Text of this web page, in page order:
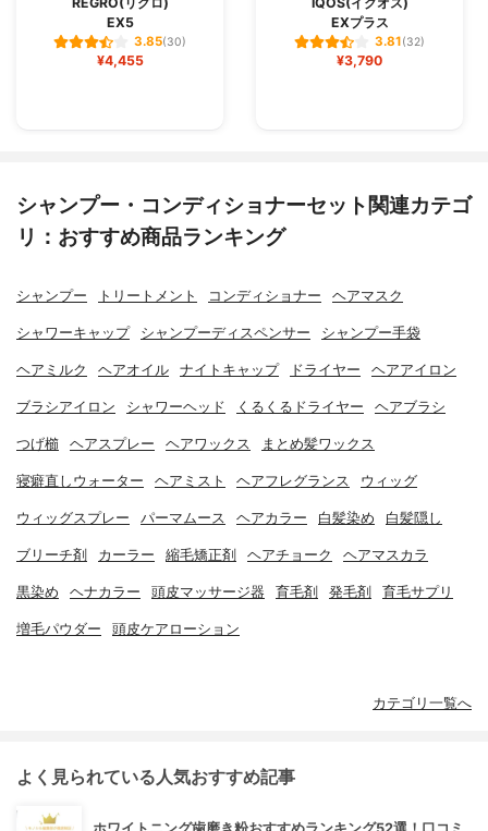
EX5
3.85(30)
¥4,455
EXプラス
3.81(32)
¥3,790
シャンプー・コンディショナーセット関連カテゴ
リ：おすすめ商品ランキング
シャンプー トリートメント コンディショナー ヘアマスク
シャワーキャップ シャンプーディスペンサー シャンプー手袋
ヘアミルク ヘアオイル ナイトキャップ ドライヤー ヘアアイロン
ブラシアイロン シャワーヘッド くるくるドライヤー ヘアブラシ
つげ櫛 ヘアスプレー ヘアワックス まとめ髪ワックス
寝癖直しウォーター ヘアミスト ヘアフレグランス ウィッグ
ウィッグスプレー パーマムース ヘアカラー 白髪染め 白髪隠し
ブリーチ剤 カーラー 縮毛矯正剤 ヘアチョーク ヘアマスカラ
黒染め ヘナカラー 頭皮マッサージ器 育毛剤 発毛剤 育毛サプリ
増毛パウダー 頭皮ケアローション
カテゴリ一覧へ
よく見られている人気おすすめ記事